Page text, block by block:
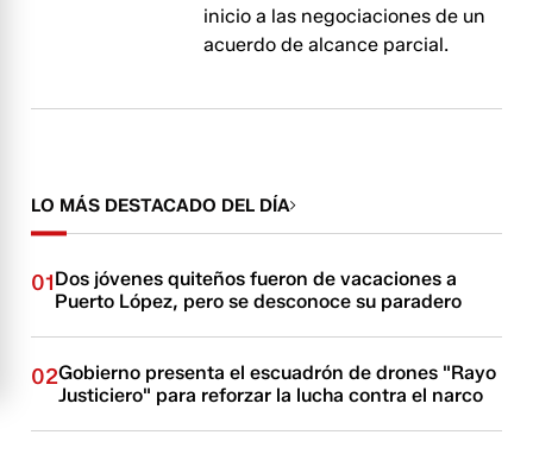
inicio a las negociaciones de un
acuerdo de alcance parcial.
LO MÁS DESTACADO DEL DÍA
01Dos jóvenes quiteños fueron de vacaciones a
Puerto López, pero se desconoce su paradero
02Gobierno presenta el escuadrón de drones "Rayo
Justiciero" para reforzar la lucha contra el narco